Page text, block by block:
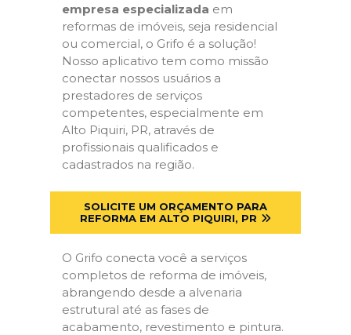
empresa especializada em
reformas de imóveis, seja residencial
ou comercial, o Grifo é a solução!
Nosso aplicativo tem como missão
conectar nossos usuários a
prestadores de serviços
competentes, especialmente em
Alto Piquiri, PR, através de
profissionais qualificados e
cadastrados na região.
SOLICITE UM ORÇAMENTO PARA
REFORMA EM ALTO PIQUIRI, PR
O Grifo conecta você a serviços
completos de reforma de imóveis,
abrangendo desde a alvenaria
estrutural até as fases de
acabamento, revestimento e pintura.